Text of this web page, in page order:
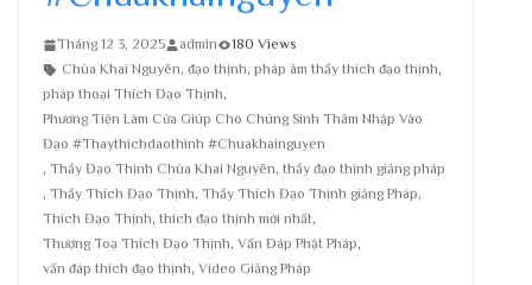
Tháng 12 3, 2025 admin
180 Views
Chùa Khai Nguyên, đạo thịnh, pháp âm thầy thích đạo thịnh,
pháp thoại Thích Đạo Thịnh,
Phương Tiện Làm Cửa Giúp Cho Chúng Sinh Thâm Nhập Vào
Đạo #Thaythichdaothinh #Chuakhainguyen
, Thầy Đạo Thịnh Chùa Khai Nguyên, thầy đạo thịnh giảng pháp
, Thầy Thích Đạo Thịnh, Thầy Thích Đạo Thịnh giảng Pháp,
Thích Đạo Thịnh, thích đạo thịnh mới nhất,
Thượng Toạ Thích Đạo Thịnh, Vấn Đáp Phật Pháp,
vấn đáp thích đạo thịnh, Video Giảng Pháp